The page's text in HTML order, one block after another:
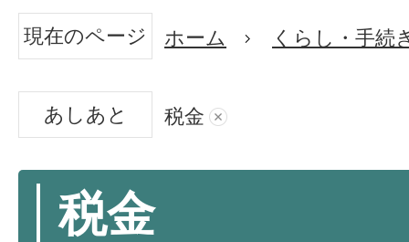
現在のページ ホーム くらし・手続
あしあと 税金
税金